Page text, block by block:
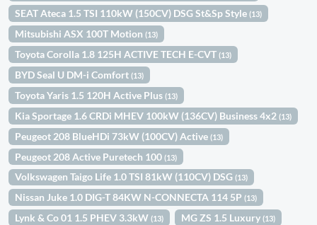
SEAT Ateca 1.5 TSI 110kW (150CV) DSG St&Sp Style(13)
Mitsubishi ASX 100T Motion(13)
Toyota Corolla 1.8 125H ACTIVE TECH E-CVT(13)
BYD Seal U DM-i Comfort(13)
Toyota Yaris 1.5 120H Active Plus(13)
Kia Sportage 1.6 CRDi MHEV 100kW (136CV) Business 4x2(13)
Peugeot 208 BlueHDi 73kW (100CV) Active(13)
Peugeot 208 Active Puretech 100(13)
Volkswagen Taigo Life 1.0 TSI 81kW (110CV) DSG(13)
Nissan Juke 1.0 DIG-T 84KW N-CONNECTA 114 5P(13)
Lynk & Co 01 1.5 PHEV 3.3kW(13) MG ZS 1.5 Luxury(13)